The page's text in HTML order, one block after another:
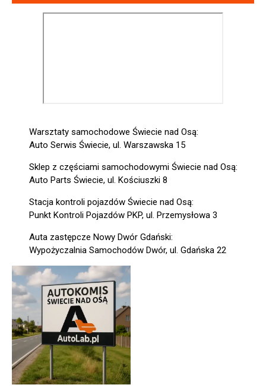
Warsztaty samochodowe Świecie nad Osą:
Auto Serwis Świecie, ul. Warszawska 15
Sklep z częściami samochodowymi Świecie nad Osą:
Auto Parts Świecie, ul. Kościuszki 8
Stacja kontroli pojazdów Świecie nad Osą:
Punkt Kontroli Pojazdów PKP, ul. Przemysłowa 3
Auta zastępcze Nowy Dwór Gdański:
Wypożyczalnia Samochodów Dwór, ul. Gdańska 22